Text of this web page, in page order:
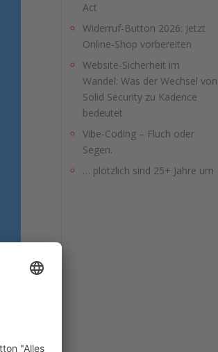
Act
Widerruf-Button 2026: Jetzt
Online-Shop vorbereiten
Website-Sicherheit im
Wandel: Was der Wechsel von
Solid Security zu Kadence
bedeutet
Vibe-Coding – Fluch oder
Segen.
… plötzlich sind 25+ Jahre um